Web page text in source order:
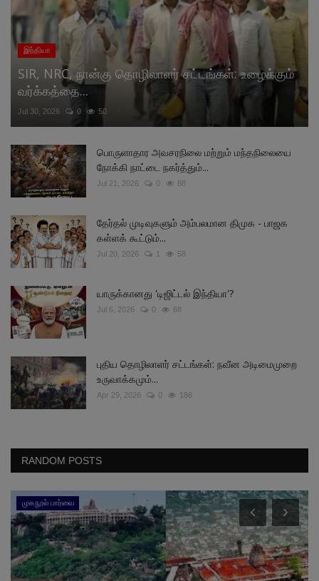
இந்தியா
SIR, NRC, நான்கு தொழிலாளர் சட்டங்கள்: உழைக்கும்
வர்க்கத்தை...
Jul 30, 2026 0 50
பொருளாதார அவசரநிலை மற்றும் மந்தநிலையை
நோக்கி நாட்டை நகர்த்தும்...
Jul 21, 2026 0 88
தேர்தல் முடிவுகளும் அம்பலமான திமுக - பாஜக
கள்ளக் கூட்டும்...
Jul 20, 2026 1 58
யாருக்கானது 'டிஜிட்டல் இந்தியா'?
Jul 6, 2026 0 68
புதிய தொழிலாளர் சட்டங்கள்: நவீன அடிமைமுறை
உருவாக்கமும்...
Apr 29, 2026 0 186
RANDOM POSTS
முகநூல் பார்வை